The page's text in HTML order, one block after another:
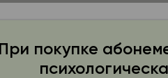
При покупке